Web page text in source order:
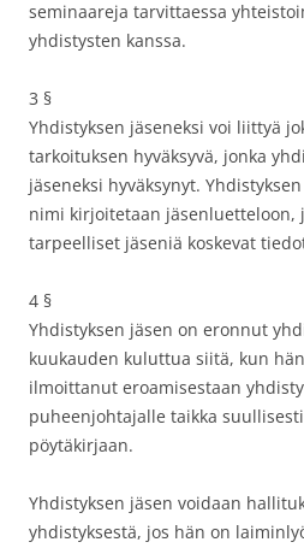
seminaareja tarvittaessa
yhdistysten kanssa.
3 §
Yhdistyksen jäseneksi voi liittyä
tarkoituksen hyväksyvä, jonka
jäseneksi hyväksynyt.
nimi kirjoitetaan jäsenluetteloon,
tarpeelliset jäseniä koskevat
4 §
Yhdistyksen jäsen on eronnut
kuukauden kuluttua siitä, kun
ilmoittanut eroamisestaan
puheenjohtajalle taikka
pöytäkirjaan.
Yhdistyksen jäsen voidaan
yhdistyksestä, jos hän on